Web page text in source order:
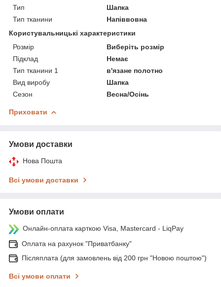
Тип
Шапка
Тип тканини
Напіввовна
Користувальницькі характеристики
Розмір
Виберіть розмір
Підклад
Немає
Тип тканини 1
в'язане полотно
Вид виробу
Шапка
Сезон
Весна/Осінь
Приховати
Умови доставки
Нова Пошта
Всі умови доставки
Умови оплати
Онлайн-оплата карткою Visa, Mastercard - LiqPay
Оплата на рахунок "Приватбанку"
Післяплата (для замовлень від 200 грн "Новою поштою")
Всі умови оплати